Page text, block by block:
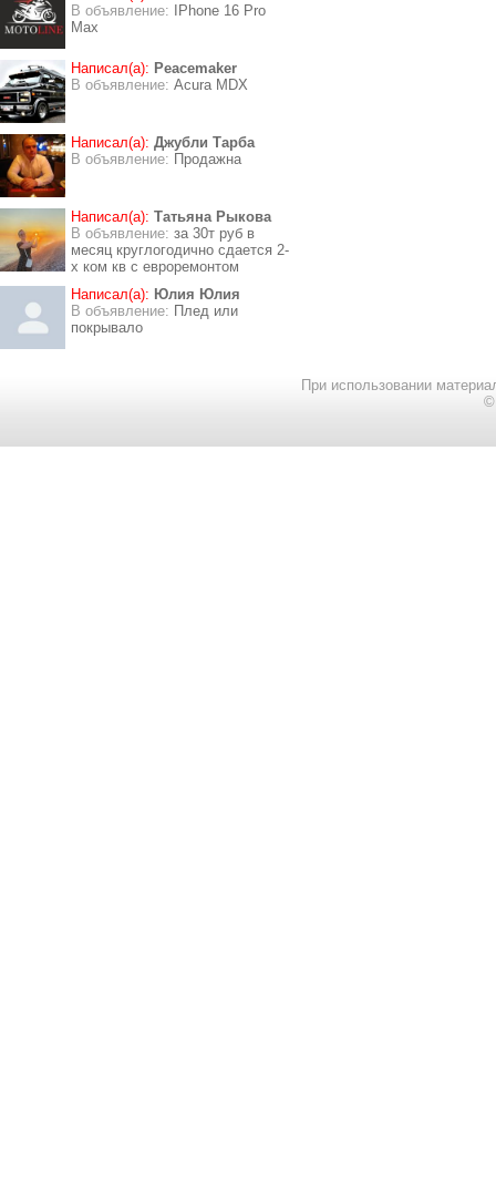
В объявление:
IPhone 16 Pro
Max
Написал(а): Peacemaker
В объявление: Acura MDX
Написал(а): Джубли Тарба
В объявление: Продажна
Написал(а): Татьяна Рыкова
В объявление: за 30т руб в
месяц круглогодично сдается 2-
х ком кв с евроремонтом
Написал(а): Юлия Юлия
В объявление: Плед или
покрывало
При использовании